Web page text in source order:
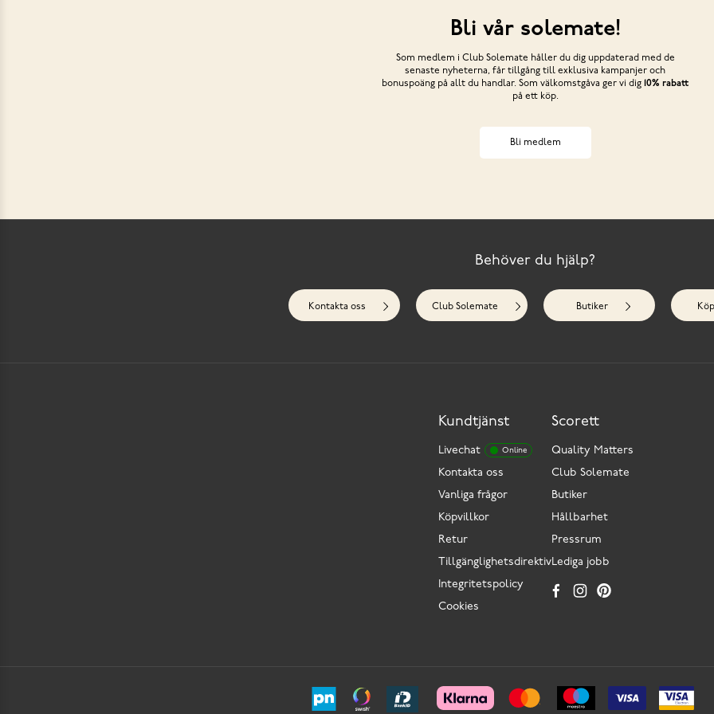
Bli vår solemate!
Som medlem i Club Solemate håller du dig uppdaterad med de
senaste nyheterna, får tillgång till exklusiva kampanjer och
bonuspoäng på allt du handlar. Som välkomstgåva ger vi dig 10% rabatt
på ett köp.
Bli medlem
Behöver du hjälp?
Kontakta oss Club Solemate Butiker
Kundtjänst
Livechat Online
Kontakta oss
Vanliga frågor
Köpvillkor
Retur
Tillgänglighetsdirektiv
Integritetspolicy
Cookies
Scorett
Quality Matters
Club Solemate
Butiker
Hållbarhet
Pressrum
Lediga jobb